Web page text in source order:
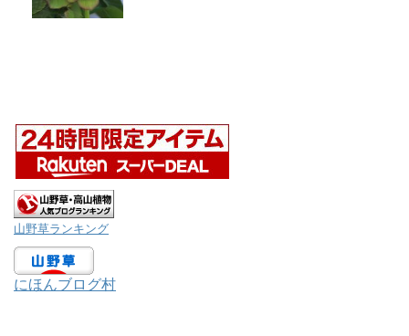
山野草ランキング
にほんブログ村